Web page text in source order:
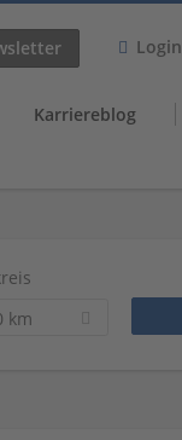
Login
Karriereblog
km